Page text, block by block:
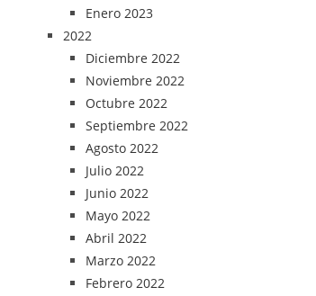
Enero 2023
2022
Diciembre 2022
Noviembre 2022
Octubre 2022
Septiembre 2022
Agosto 2022
Julio 2022
Junio 2022
Mayo 2022
Abril 2022
Marzo 2022
Febrero 2022